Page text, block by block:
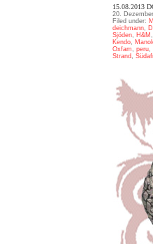
15.08.2013
20.
Filed under:
deichmann,
Sjöden, H&M
Kendo,
Oxfam, peru,
Strand,